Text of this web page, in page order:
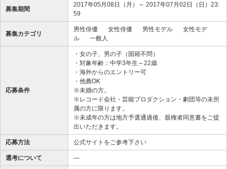
募集期間
2017年05月08日（月）～ 2017年07月02日（日）23:
59
募集カテゴリ
男性俳優 女性俳優 男性モデル
女性モデ
ル
一般人
応募条件
・女の子、男の子（国籍不問）
・対象年齢：中学3年生～22歳
・海外からのエントリー可
・他薦OK
※未婚の方。
※レコード会社・芸能プロダクション・劇団等の未所
属の方に限ります。
※未成年の方は地方予選通過後、親権者同意書をご提
出いただきます。
応募方法 公式サイトをご参考下さい
選考について ―